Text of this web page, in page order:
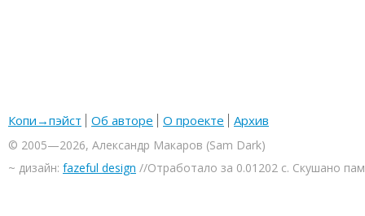
Копи→пэйст Об авторе О проекте Архив
© 2005—2026, Александр Макаров (Sam Dark)
~ дизайн: fazeful design //Отработало за 0.01202 с. Скушано